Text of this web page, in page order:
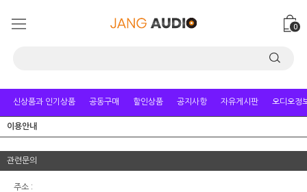
0
신상품과 인기상품 공동구매 할인상품 공지사항 자유게시판 오디오정
이용안내
관련문의
주소 :